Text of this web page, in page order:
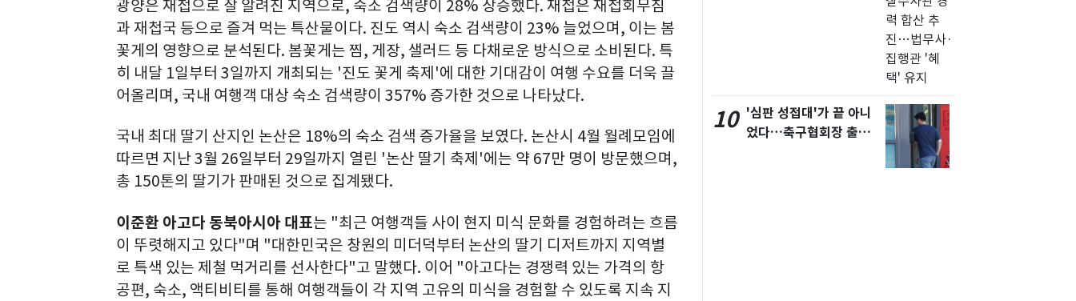
광양은 재첩으로 잘 알려진 지역으로, 숙소 검색량이 28% 상승했다. 재첩은 재첩회무침
과 재첩국 등으로 즐겨 먹는 특산물이다. 진도 역시 숙소 검색량이 23% 늘었으며, 이는 봄
꽃게의 영향으로 분석된다. 봄꽃게는 찜, 게장, 샐러드 등 다채로운 방식으로 소비된다. 특
히 내달 1일부터 3일까지 개최되는 '진도 꽃게 축제'에 대한 기대감이 여행 수요를 더욱 끌
어올리며, 국내 여행객 대상 숙소 검색량이 357% 증가한 것으로 나타났다.
국내 최대 딸기 산지인 논산은 18%의 숙소 검색 증가율을 보였다. 논산시 4월 월례모임에
따르면 지난 3월 26일부터 29일까지 열린 '논산 딸기 축제'에는 약 67만 명이 방문했으며,
총 150톤의 딸기가 판매된 것으로 집계됐다.
이준환 아고다 동북아시아 대표는 "최근 여행객들 사이 현지 미식 문화를 경험하려는 흐름
이 뚜렷해지고 있다"며 "대한민국은 창원의 미더덕부터 논산의 딸기 디저트까지 지역별
로 특색 있는 제철 먹거리를 선사한다"고 말했다. 이어 "아고다는 경쟁력 있는 가격의 항
공편, 숙소, 액티비티를 통해 여행객들이 각 지역 고유의 미식을 경험할 수 있도록 지속 지
10 '심판 성접대'가 끝 아니
었다…축구협회장 출장